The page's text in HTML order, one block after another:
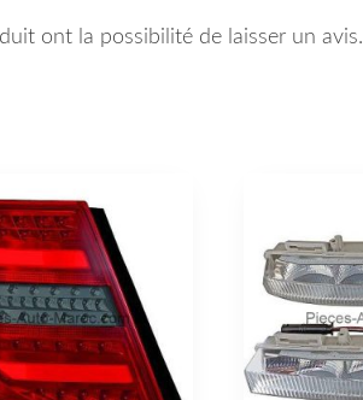
ont la possibilité de laisser un avis.